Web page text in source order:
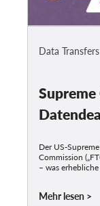
Data Transfers
Der US-
Commission
– was
Mehr lesen